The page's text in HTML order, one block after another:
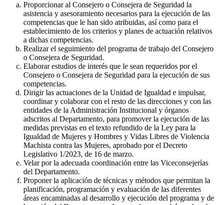
Proporcionar al Consejero o Consejera de Seguridad la
asistencia y asesoramiento necesarios para la ejecución de las
competencias que le han sido atribuidas, así como para el
establecimiento de los criterios y planes de actuación relativos
a dichas competencias.
Realizar el seguimiento del programa de trabajo del Consejero
o Consejera de Seguridad.
Elaborar estudios de interés que le sean requeridos por el
Consejero o Consejera de Seguridad para la ejecución de sus
competencias.
Dirigir las actuaciones de la Unidad de Igualdad e impulsar,
coordinar y colaborar con el resto de las direcciones y con las
entidades de la Administración Institucional y órganos
adscritos al Departamento, para promover la ejecución de las
medidas previstas en el texto refundido de la Ley para la
Igualdad de Mujeres y Hombres y Vidas Libres de Violencia
Machista contra las Mujeres, aprobado por el Decreto
Legislativo 1/2023, de 16 de marzo.
Velar por la adecuada coordinación entre las Viceconsejerías
del Departamento.
Proponer la aplicación de técnicas y métodos que permitan la
planificación, programación y evaluación de las diferentes
áreas encaminadas al desarrollo y ejecución del programa y de